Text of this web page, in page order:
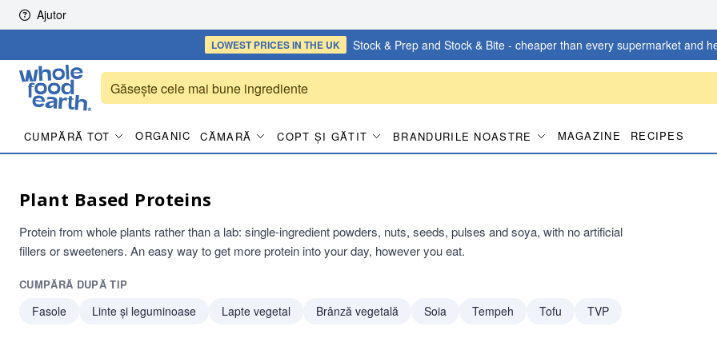
Skip to content
Ajutor
LOWEST PRICESIN THE UK Stock & Prep and Stock & Bite - cheaper than every supermarket and
CUMPĂRĂ TOT ORGANIC CĂMARĂ COPT ȘI GĂTIT BRANDURILE NOASTRE MAGAZINE RECIPES
Plant Based Proteins
Protein from whole plants rather than a lab: single-ingredient powders, nuts, seeds, pulses and soya, with no artificial
fillers or sweeteners. An easy way to get more protein into your day, however you eat.
CUMPĂRĂ DUPĂ TIP
Fasole Linte și leguminoase Lapte vegetal Brânză vegetală Soia Tempeh Tofu TVP